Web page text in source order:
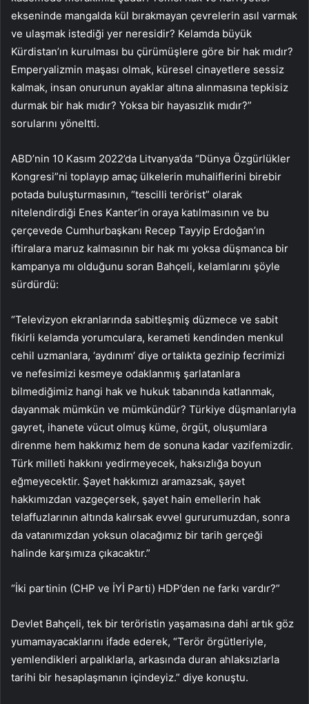
ekseninde mangalda kül bırakmayan çevrelerin asıl varmak
ve ulaşmak istediği yer neresidir? Kelamda büyük
Kürdistan’ın kurulması bu çürümüşlere göre bir hak mıdır?
Emperyalizmin maşası olmak, küresel cinayetlere sessiz
kalmak, insan onurunun ayaklar altına alınmasına tepkisiz
durmak bir hak mıdır? Yoksa bir hayasızlık mıdır?”
sorularını yöneltti.
ABD’nin 10 Kasım 2022’da Litvanya’da “Dünya Özgürlükler
Kongresi”ni toplayıp amaç ülkelerin muhaliflerini birebir
potada buluşturmasının, “tescilli terörist” olarak
nitelendirdiği Enes Kanter’in oraya katılmasının ve bu
çerçevede Cumhurbaşkanı Recep Tayyip Erdoğan’ın
iftiralara maruz kalmasının bir hak mı yoksa düşmanca bir
kampanya mı olduğunu soran Bahçeli, kelamlarını şöyle
sürdürdü:
“Televizyon ekranlarında sabitleşmiş düzmece ve sabit
fikirli kelamda yorumculara, kerameti kendinden menkul
cehil uzmanlara, ‘aydınım’ diye ortalıkta gezinip fecrimizi
ve nefesimizi kesmeye odaklanmış şarlatanlara
bilmediğimiz hangi hak ve hukuk tabanında katlanmak,
dayanmak mümkün ve mümkündür? Türkiye düşmanlarıyla
gayret, ihanete vücut olmuş küme, örgüt, oluşumlara
direnme hem hakkımız hem de sonuna kadar vazifemizdir.
Türk milleti hakkını yedirmeyecek, haksızlığa boyun
eğmeyecektir. Şayet hakkımızı aramazsak, şayet
hakkımızdan vazgeçersek, şayet hain emellerin hak
telaffuzlarının altında kalırsak evvel gururumuzdan, sonra
da vatanımızdan yoksun olacağımız bir tarih gerçeği
halinde karşımıza çıkacaktır.”
“İki partinin (CHP ve İYİ Parti) HDP’den ne farkı vardır?”
Devlet Bahçeli, tek bir teröristin yaşamasına dahi artık göz
yumamayacaklarını ifade ederek, “Terör örgütleriyle,
yemlendikleri arpalıklarla, arkasında duran ahlaksızlarla
tarihi bir hesaplaşmanın içindeyiz.” diye konuştu.